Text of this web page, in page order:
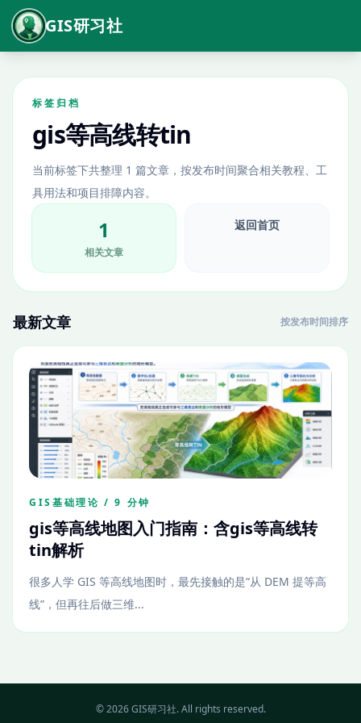
GIS研习社
标签归档
gis等高线转tin
当前标签下共整理 1 篇文章，按发布时间聚合相关教程、工
具用法和项目排障内容。
1
相关文章
返回首页
最新文章 按发布时间排序
GIS基础理论 / 9 分钟
gis等高线地图入门指南：含gis等高线转
tin解析
很多人学 GIS 等高线地图时，最先接触的是“从 DEM 提等高
线”，但再往后做三维...
© 2026 GIS研习社. All rights reserved.